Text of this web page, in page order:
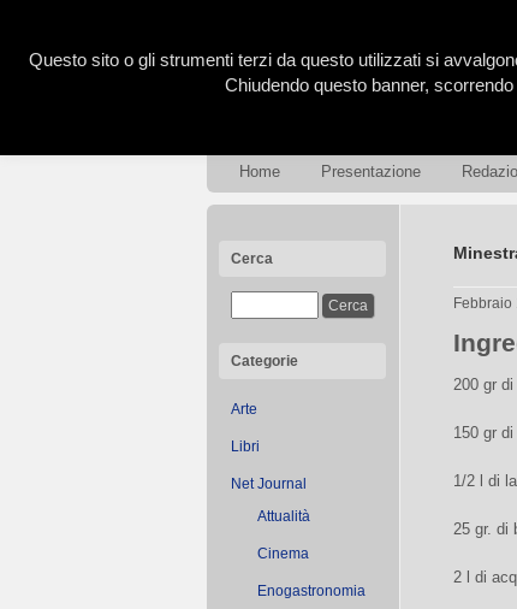
Home Presentazione
Cerca
Categorie
Arte
Libri
Net Journal
Attualità
Cinema
Enogastronomia
Febbraio
200 gr
150 gr
1/2 l di
25 gr. di
2 l di
Questo sito o gli strumenti terzi da questo utilizzati si
Chiudendo questo banner,